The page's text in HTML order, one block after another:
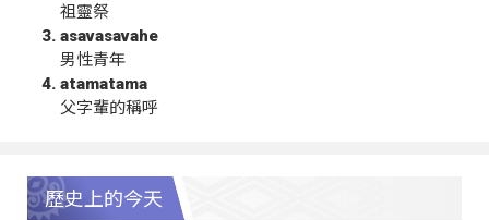
祖靈祭
asavasavahe
男性青年
atamatama
父字輩的稱呼
歷史上的今天